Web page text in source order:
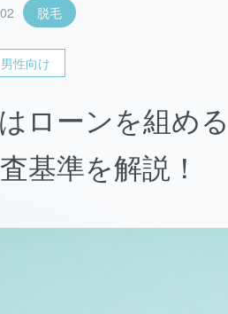
脱毛
性向け
ローンを組め
基準を解説！